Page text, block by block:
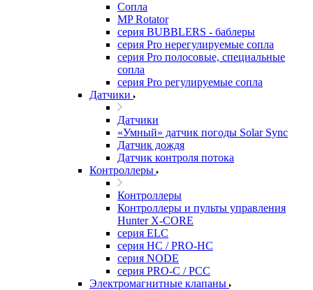
Сопла
MP Rotator
серия BUBBLERS - баблеры
серия Pro нерегулируемые сопла
серия Pro полосовые, специальные
сопла
серия Pro регулируемые сопла
Датчики
Датчики
«Умный» датчик погоды Solar Sync
Датчик дождя
Датчик контроля потока
Контроллеры
Контроллеры
Контроллеры и пульты управления
Hunter X-CORE
серия ELC
серия HC / PRO-HC
серия NODE
серия PRO-C / PCC
Электромагнитные клапаны